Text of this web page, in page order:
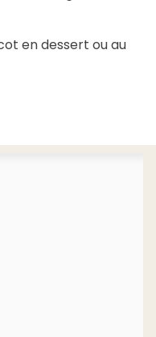
en dessert ou au